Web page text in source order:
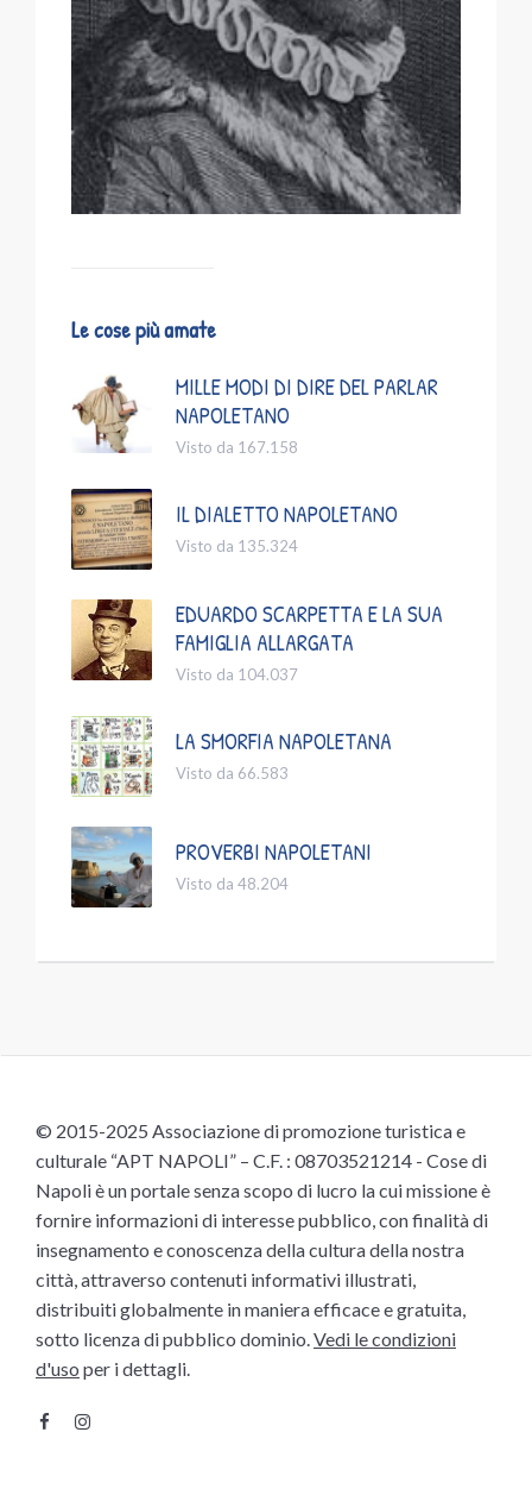
Le cose più amate
MILLE MODI DI DIRE DEL PARLAR
NAPOLETANO
Visto da 167.158
IL DIALETTO NAPOLETANO
Visto da 135.324
EDUARDO SCARPETTA E LA SUA
FAMIGLIA ALLARGATA
Visto da 104.037
LA SMORFIA NAPOLETANA
Visto da 66.583
PROVERBI NAPOLETANI
Visto da 48.204
© 2015-2025 Associazione di promozione turistica e
culturale “APT NAPOLI” – C.F. : 08703521214 - Cose di
Napoli è un portale senza scopo di lucro la cui missione è
fornire informazioni di interesse pubblico, con finalità di
insegnamento e conoscenza della cultura della nostra
città, attraverso contenuti informativi illustrati,
distribuiti globalmente in maniera efficace e gratuita,
sotto licenza di pubblico dominio.Vedi le condizioni
d'uso per i dettagli.